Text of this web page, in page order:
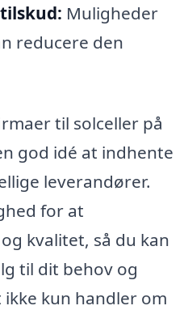
Muligheder
reducere den
til solceller på
god idé at indhente
leverandører.
for at
kvalitet, så du kan
til dit behov og
kun handler om